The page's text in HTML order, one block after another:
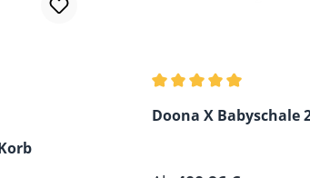
Doona X Babyschale